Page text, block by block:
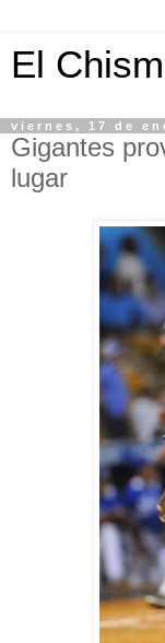
El
viernes, 17 de
Gigantes
lugar